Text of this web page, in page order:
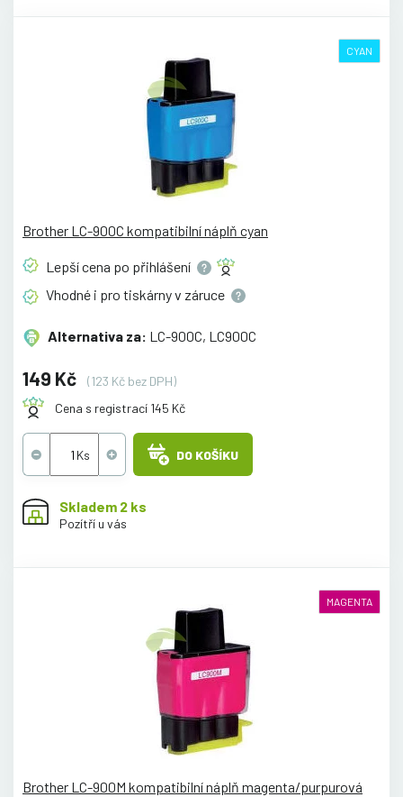
CYAN
Brother LC-900C kompatibilní náplň cyan
Lepší cena po přihlášení
Vhodné i pro tiskárny v záruce
Alternativa za: LC-900C, LC900C
149 Kč
(123 Kč bez DPH)
Cena s registrací 145 Kč
DO KOŠÍKU
Skladem 2 ks
Pozítří u vás
MAGENTA
Brother LC-900M kompatibilní náplň magenta/purpurová